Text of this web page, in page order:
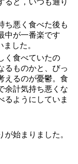
ち悪く食べた後も
中が一番楽です
した。
く食べていたの
るものかと、びっ
えるのが憂鬱。食
余計気持ち悪くな
るようにしていま
始まりました。